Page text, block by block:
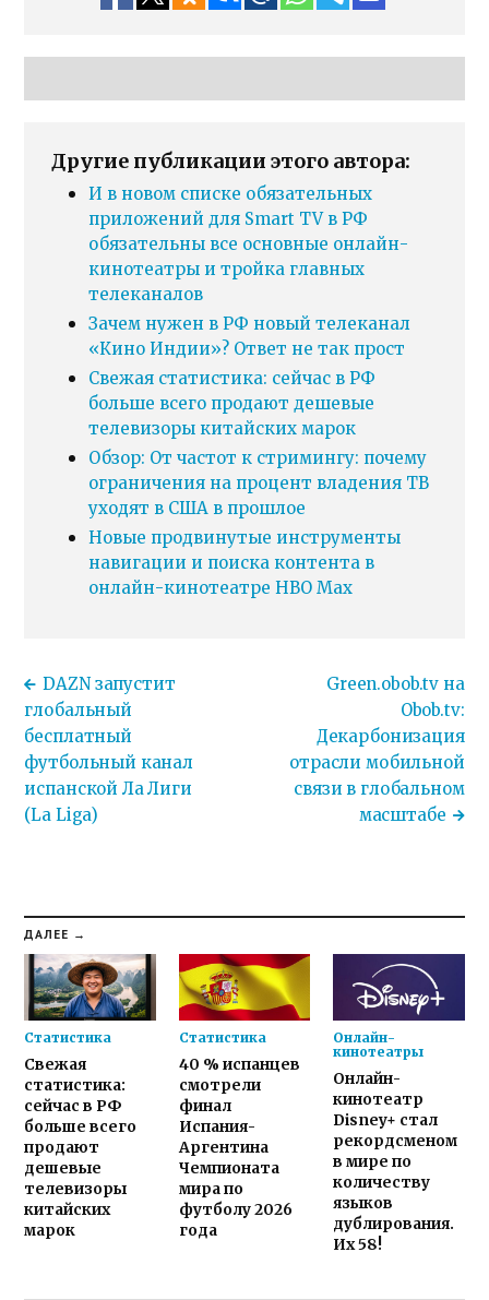
Другие публикации этого автора:
И в новом списке обязательных
приложений для Smart TV в РФ
обязательны все основные онлайн-
кинотеатры и тройка главных
телеканалов
Зачем нужен в РФ новый телеканал
«Кино Индии»? Ответ не так прост
Свежая статистика: сейчас в РФ
больше всего продают дешевые
телевизоры китайских марок
Обзор: От частот к стримингу: почему
ограничения на процент владения ТВ
уходят в США в прошлое
Новые продвинутые инструменты
навигации и поиска контента в
онлайн-кинотеатре HBO Max
DAZN запустит
глобальный
бесплатный
футбольный канал
испанской Ла Лиги
(La Liga)
Green.obob.tv на
Obob.tv:
Декарбонизация
отрасли мобильной
связи в глобальном
масштабе
ДАЛЕЕ →
Статистика
Свежая
статистика:
сейчас в РФ
больше всего
продают
дешевые
телевизоры
китайских
марок
Статистика
40 % испанцев
смотрели
финал
Испания-
Аргентина
Чемпионата
мира по
футболу 2026
года
Онлайн-
кинотеатры
Онлайн-
кинотеатр
Disney+ стал
рекордсменом
в мире по
количеству
языков
дублирования.
Их 58!